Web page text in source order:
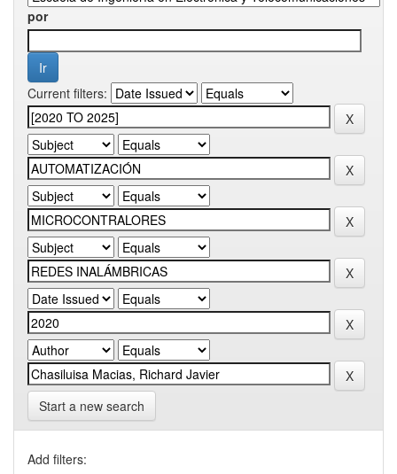
por
Current filters:
Start a new search
Add filters: